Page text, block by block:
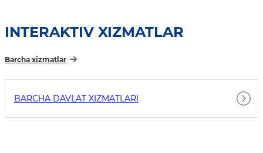
INTERAKTIV XIZMATLAR
Barcha xizmatlar
BARCHA DAVLAT XIZMATLARI